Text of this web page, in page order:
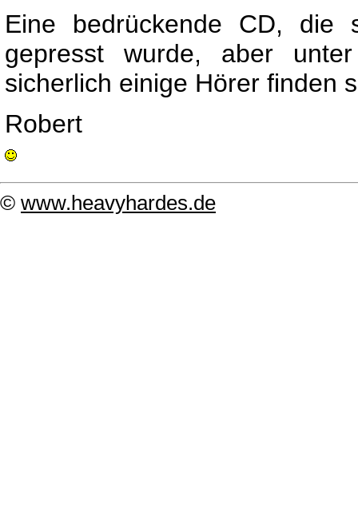
Eine bedrückende CD,
gepresst wurde, aber
sicherlich einige Hörer finden
Robert
© www.heavyhardes.de